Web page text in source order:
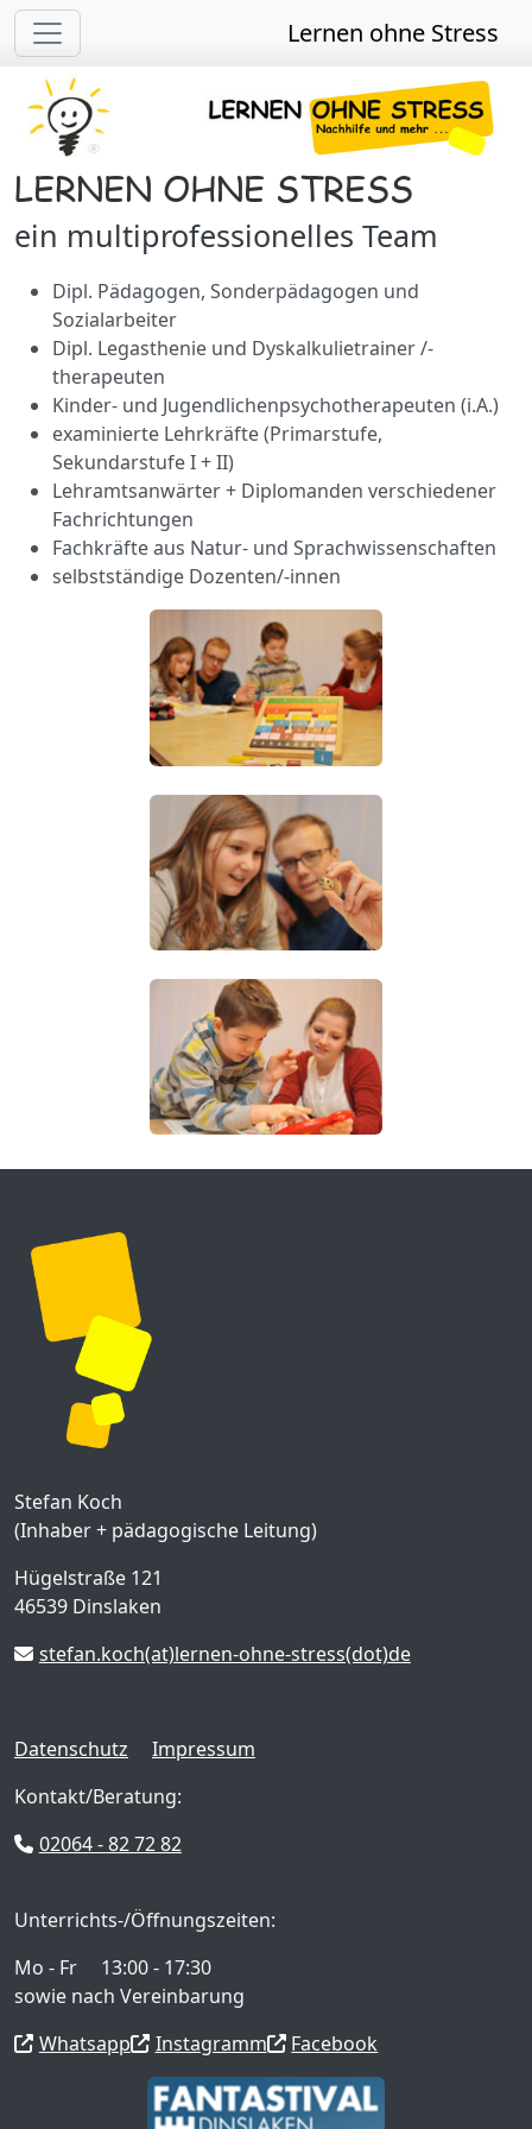
Lernen ohne Stress
LERNEN OHNE STRESS
ein multiprofessionelles Team
Dipl. Pädagogen, Sonderpädagogen und
Sozialarbeiter
Dipl. Legasthenie und Dyskalkulietrainer /-
therapeuten
Kinder- und Jugendlichenpsychotherapeuten (i.A.)
examinierte Lehrkräfte (Primarstufe,
Sekundarstufe I + II)
Lehramtsanwärter + Diplomanden verschiedener
Fachrichtungen
Fachkräfte aus Natur- und Sprachwissenschaften
selbstständige Dozenten/-innen
Stefan Koch
(Inhaber + pädagogische Leitung)
Hügelstraße 121
46539 Dinslaken
stefan.koch(at)lernen-ohne-stress(dot)de
Datenschutz
Impressum
Kontakt/Beratung:
02064 - 82 72 82
Unterrichts-/Öffnungszeiten:
Mo - Fr 13:00 - 17:30
sowie nach Vereinbarung
Whatsapp
Instagramm Facebook